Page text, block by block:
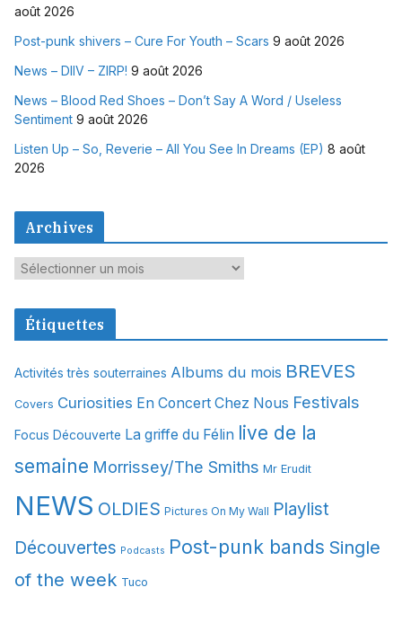
août 2026
Post-punk shivers – Cure For Youth – Scars 9 août 2026
News – DIIV – ZIRP! 9 août 2026
News – Blood Red Shoes – Don’t Say A Word / Useless
Sentiment 9 août 2026
Listen Up – So, Reverie – All You See In Dreams (EP) 8 août
2026
Archives
A
c
v
e
Étiquettes
Activités très souterraines Albums du mois BREVES
Covers Curiosities En Concert Chez Nous Festivals
Focus Découverte La griffe du Félin live de la
semaine Morrissey/The Smiths Mr Erudit
NEWS OLDIES Pictures On My Wall Playlist
Découvertes Podcasts Post-punk bands Single
of the week Tuco